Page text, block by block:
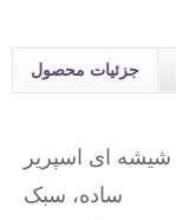
جزئیات محصول
ساده، سبک